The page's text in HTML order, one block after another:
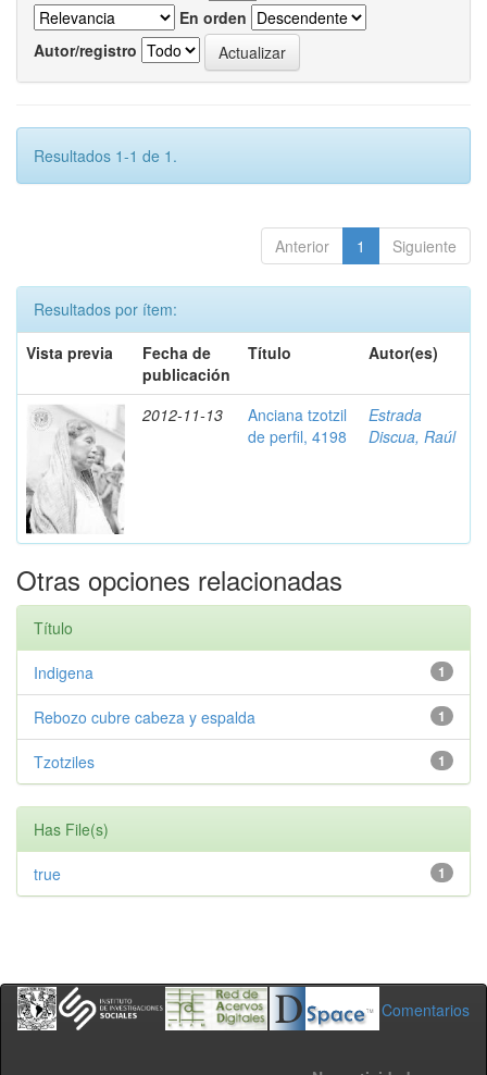
En orden
Autor/registro
Resultados 1-1 de 1.
Anterior 1 Siguiente
Resultados por ítem:
Vista previa
Fecha de
publicación
Título Autor(es)
2012-11-13
Anciana tzotzil
de perfil, 4198
Estrada
Discua, Raúl
Otras opciones relacionadas
Título
1
Indigena
1
Rebozo cubre cabeza y espalda
1
Tzotziles
Has File(s)
1
true
Comentarios